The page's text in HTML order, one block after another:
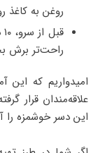
روغن به کاغذ
راحت‌تر برش
امیدواریم که
علاقه‌مندان قرار
این دسر خوشمزه را